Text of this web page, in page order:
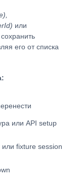
или
его от списка
или API setup
или fixture session